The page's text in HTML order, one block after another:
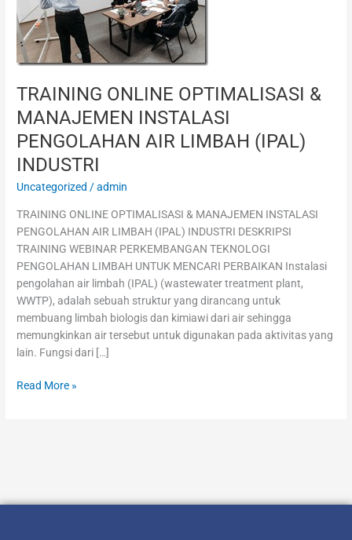
TRAINING ONLINE OPTIMALISASI &
MANAJEMEN INSTALASI
PENGOLAHAN AIR LIMBAH (IPAL)
INDUSTRI
Uncategorized /admin
TRAINING ONLINE OPTIMALISASI & MANAJEMEN INSTALASI
PENGOLAHAN AIR LIMBAH (IPAL) INDUSTRI DESKRIPSI
TRAINING WEBINAR PERKEMBANGAN TEKNOLOGI
PENGOLAHAN LIMBAH UNTUK MENCARI PERBAIKAN Instalasi
pengolahan air limbah (IPAL) (wastewater treatment plant,
WWTP), adalah sebuah struktur yang dirancang untuk
membuang limbah biologis dan kimiawi dari air sehingga
memungkinkan air tersebut untuk digunakan pada aktivitas yang
lain. Fungsi dari […]
MANAJEMEN
INSTALASI
PENGOLAHAN
AIR
(IPAL)
INDUSTRI
Read More »